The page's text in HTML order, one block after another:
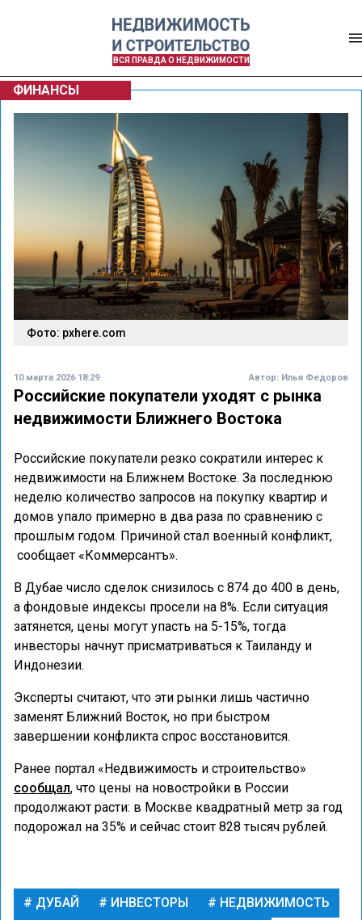
ВСЯ ПРАВДА О НЕДВИЖИМОСТИ
ФИНАНСЫ
Фото: pxhere.com
10 марта 2026 18:29 Автор: Илья Федоров
Российские покупатели уходят с рынка
недвижимости Ближнего Востока
Российские покупатели резко сократили интерес к
недвижимости на Ближнем Востоке. За последнюю
неделю количество запросов на покупку квартир и
домов упало примерно в два раза по сравнению с
прошлым годом. Причиной стал военный конфликт,
сообщает «Коммерсантъ».
В Дубае число сделок снизилось с 874 до 400 в день,
а фондовые индексы просели на 8%. Если ситуация
затянется, цены могут упасть на 5-15%, тогда
инвесторы начнут присматриваться к Таиланду и
Индонезии.
Эксперты считают, что эти рынки лишь частично
заменят Ближний Восток, но при быстром
завершении конфликта спрос восстановится.
Ранее портал «Недвижимость и строительство»
сообщал, что цены на новостройки в России
продолжают расти: в Москве квадратный метр за год
подорожал на 35% и сейчас стоит 828 тысяч рублей.
ДУБАЙ ИНВЕСТОРЫ
НЕДВИЖИМОСТЬ